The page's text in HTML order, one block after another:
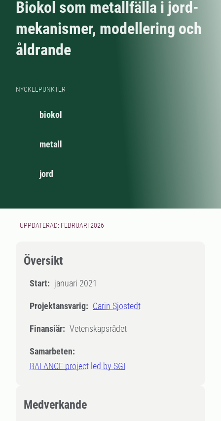
Biokol som metallfälla i jord-
mekanismer, modellering och
åldrande
NYCKELPUNKTER
biokol
metall
jord
UPPDATERAD: FEBRUARI 2026
Översikt
Start: januari 2021
Projektansvarig: Carin Sjostedt
Finansiär: Vetenskapsrådet
Samarbeten:
BALANCE project led by SGI
Medverkande